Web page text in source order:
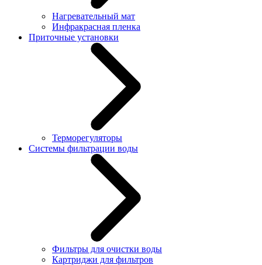
Нагревательный мат
Инфракрасная пленка
Приточные установки
Терморегуляторы
Системы фильтрации воды
Фильтры для очистки воды
Картриджи для фильтров